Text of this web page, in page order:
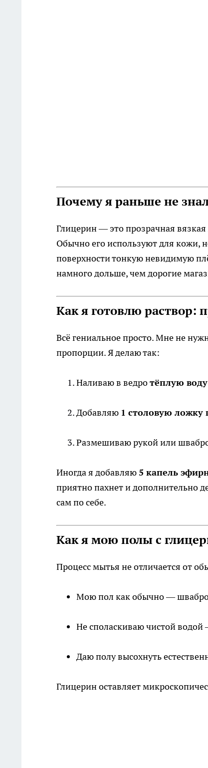
Почему я раньше не
Глицерин — это прозрачная
Обычно его используют для кожи,
поверхности тонкую невидимую
намного дольше, чем дорогие
Как я готовлю раствор:
Всё гениальное просто. Мне не
пропорции. Я делаю так:
Наливаю в ведротёплую воду
Добавляю 1 столовую ложку
Размешиваю рукой или
Иногда я добавляю 5 капель
приятно пахнет и дополнительно
сам по себе.
Как я мою полы с
Процесс мытья не отличается от
Мою пол как обычно —
Не споласкиваю чистой
Даю полу высохнуть
Глицерин оставляет